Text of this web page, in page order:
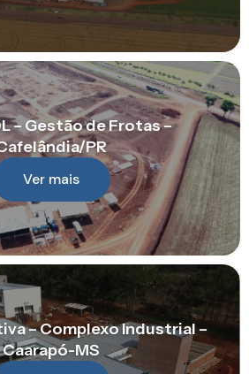
– Gestão de Frotas –
PR
Ver mais
– Complexo Industrial –
Caarapó-MS